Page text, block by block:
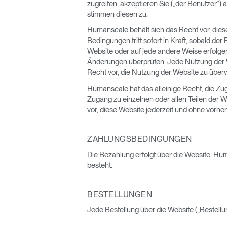
zugreifen, akzeptieren Sie („der
stimmen diesen zu.
Humanscale behält sich das Recht vor,
Bedingungen tritt sofort in Kraft, sobald
Website oder auf jede andere Weise
Änderungen überprüfen. Jede Nutzung
Recht vor, die Nutzung der Website zu
Humanscale hat das alleinige Recht, die
Zugang zu einzelnen oder allen Teilen der
vor, diese Website jederzeit und ohne
ZAHLUNGSBEDINGUNGEN
Die Bezahlung erfolgt über die Website.
besteht.
BESTELLUNGEN
Jede Bestellung über die Website